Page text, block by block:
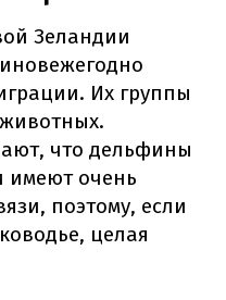
Зеландии
Их группы
что дельфины
имеют очень
поэтому, если
целая